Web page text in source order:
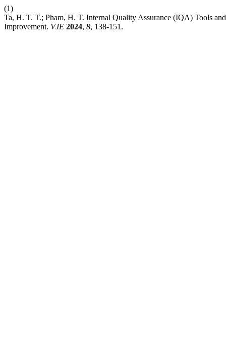
(1)
Ta, H. T. T.; Pham, H. T. Internal Quality Assurance (IQA) Tools
Improvement. VJE 2024, 8, 138-151.